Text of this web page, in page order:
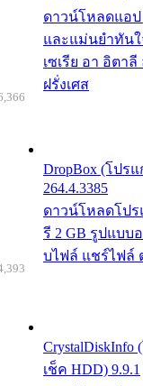
ดาวน์โหลดแอป
และแม่นยำทัน
เซเรีย อา อิตา
ฝรั่งเศส
DropBox (โปร
264.4.3385
ดาวน์โหลดโปร
รี 2 GB รูปแบบ
บไฟล์ แชร์ไฟล์
CrystalDiskInfo
เช็ค HDD) 9.9.1